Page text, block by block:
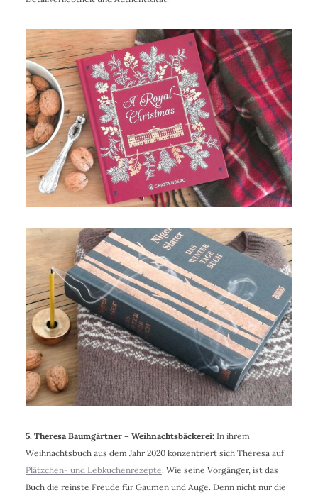
5. Theresa Baumgärtner – Weihnachtsbäckerei: In ihrem
Weihnachtsbuch aus dem Jahr 2020 konzentriert sich Theresa auf
Plätzchen- und Lebkuchenrezepte. Wie seine Vorgänger, ist das
Buch die reinste Freude für Gaumen und Auge. Denn nicht nur die